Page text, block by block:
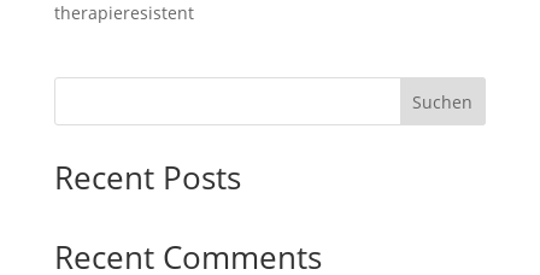
therapieresistent
Suchen
Recent Posts
Recent Comments